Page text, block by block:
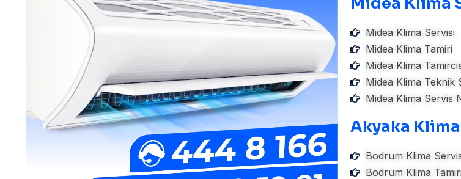
Midea Klima Servisi
Midea Klima Tamiri
Midea Klima
Midea Klima Teknik
Midea Klima Servis
Akyaka
Bodrum Klima
Bodrum Klima